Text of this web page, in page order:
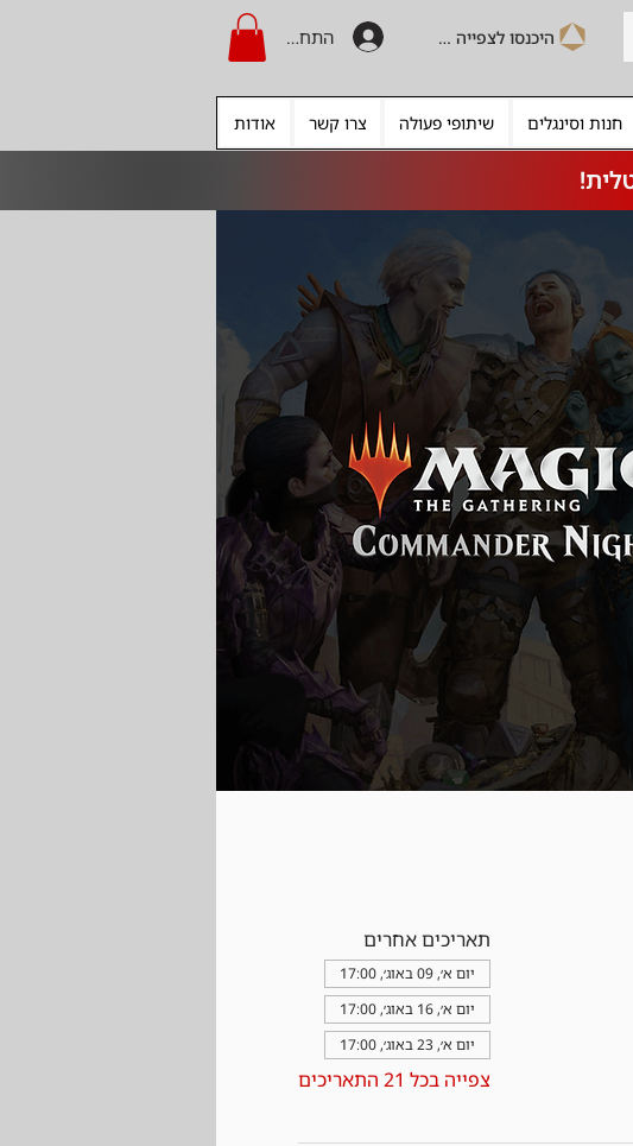
התחברות היכנסו לצפייה בקרדיט
חנות וסינגלים שיתופי פעולה צרו קשר אודות
תאריכים אחרים
יום א׳, 09 באוג׳, 17:00
יום א׳, 16 באוג׳, 17:00
יום א׳, 23 באוג׳, 17:00
צפייה בכל 21 התאריכים